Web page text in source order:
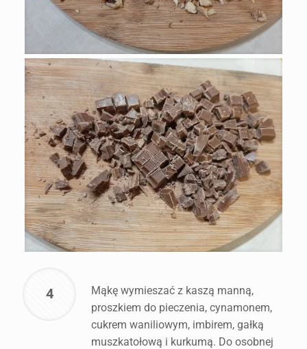
4
Mąkę wymieszać z kaszą manną,
proszkiem do pieczenia, cynamonem,
cukrem waniliowym, imbirem, gałką
muszkatołową i kurkumą. Do osobnej